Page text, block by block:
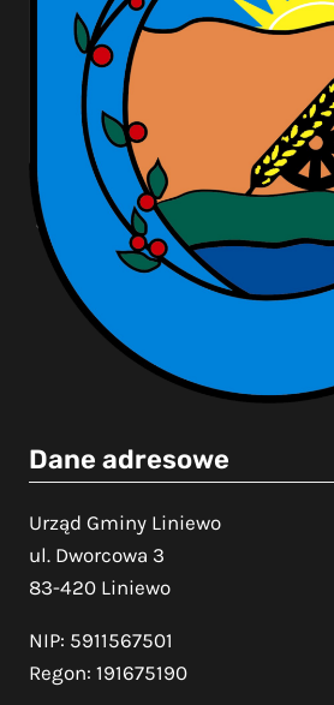
Dane adresowe
Urząd Gminy Liniewo
ul. Dworcowa 3
83-420 Liniewo
NIP: 5911567501
Regon: 191675190